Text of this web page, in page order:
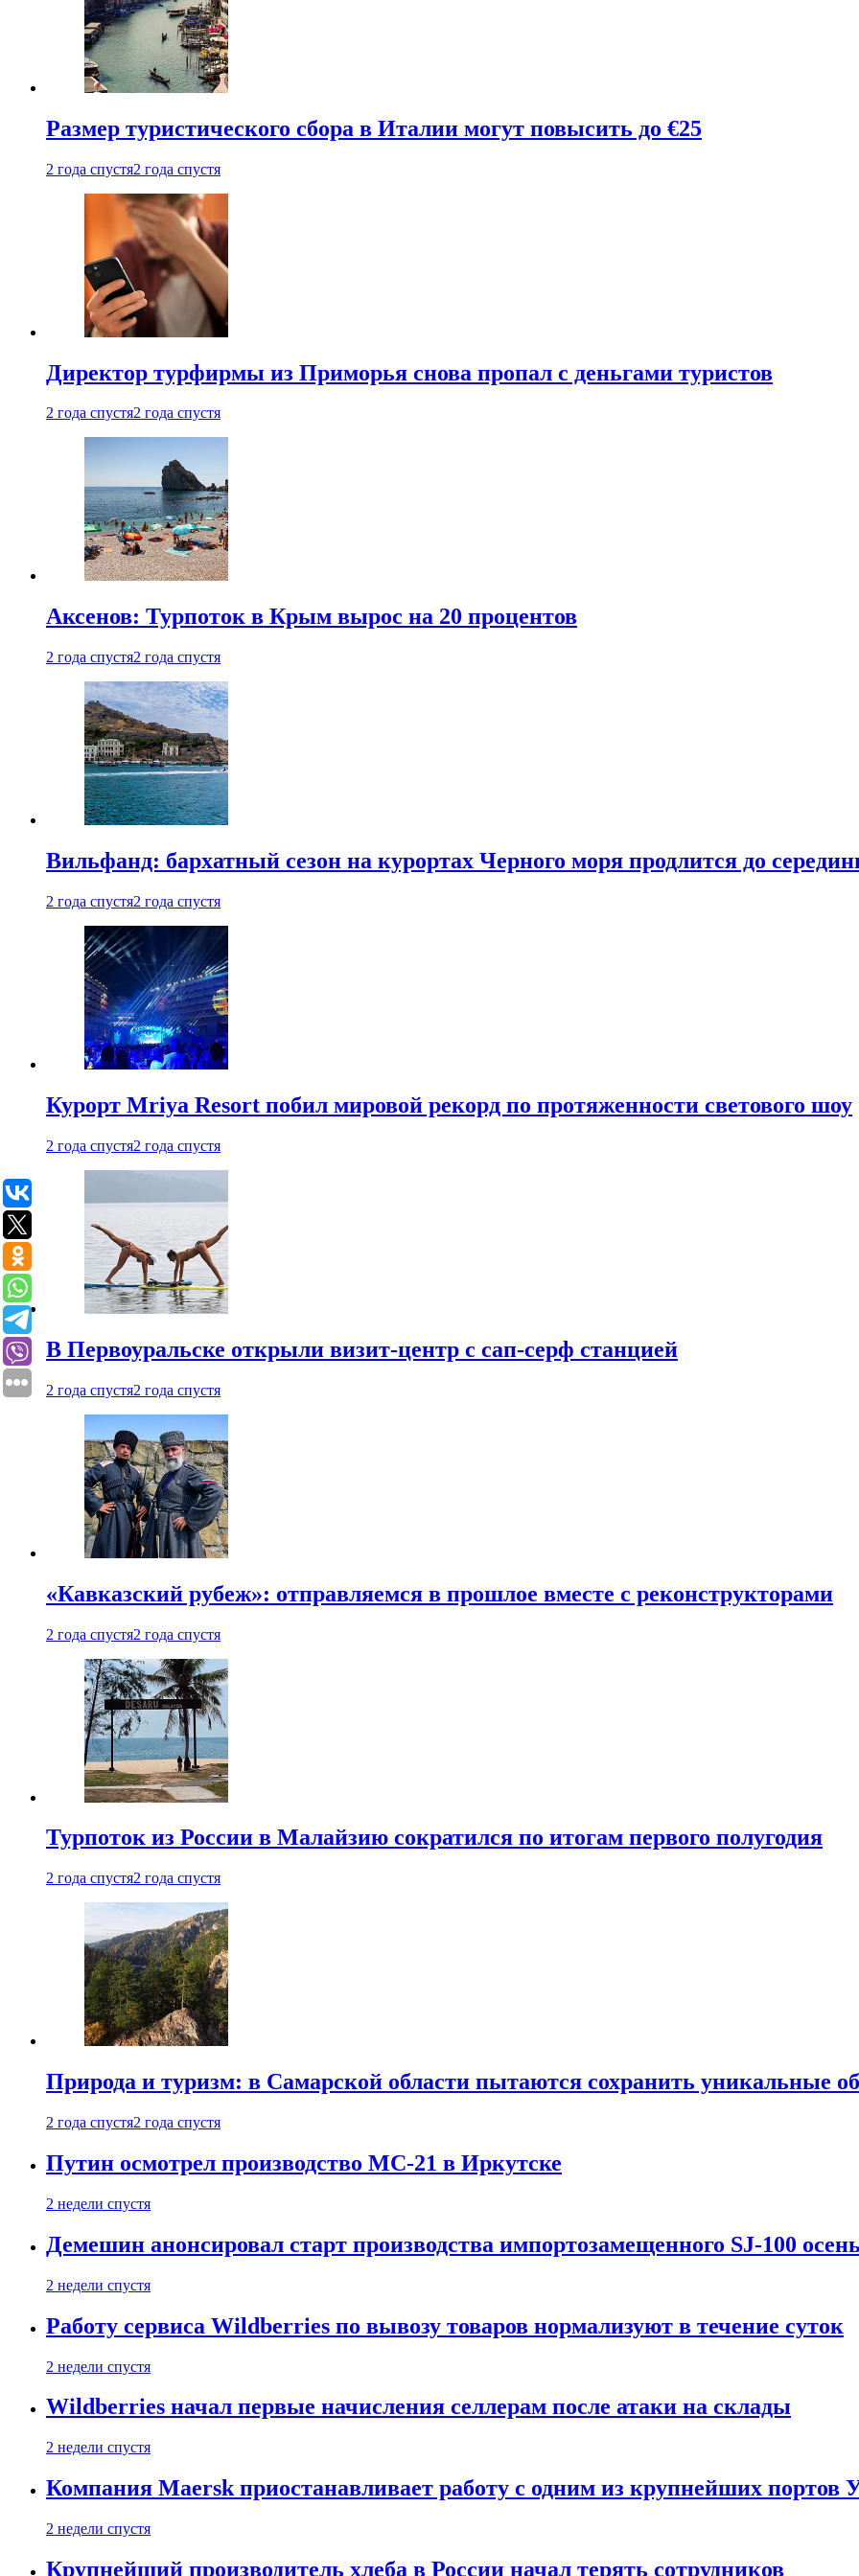
Размер туристического сбора в Италии могут повысить до €25
2 года спустя2 года спустя
Директор турфирмы из Приморья снова пропал с деньгами туристов
2 года спустя2 года спустя
Аксенов: Турпоток в Крым вырос на 20 процентов
2 года спустя2 года спустя
Вильфанд: бархатный сезон на курортах Черного моря продлится до
2 года спустя2 года спустя
Курорт Mriya Resort побил мировой рекорд по протяженности светового шоу
2 года спустя2 года спустя
В Первоуральске открыли визит-центр с сап-серф станцией
2 года спустя2 года спустя
«Кавказский рубеж»: отправляемся в прошлое вместе с реконструкторами
2 года спустя2 года спустя
Турпоток из России в Малайзию сократился по итогам первого полугодия
2 года спустя2 года спустя
Природа и туризм: в Самарской области пытаются сохранить уникальные
2 года спустя2 года спустя
Путин осмотрел производство МС-21 в Иркутске
2 недели спустя
Демешин анонсировал старт производства импортозамещенного SJ-100
2 недели спустя
Работу сервиса Wildberries по вывозу товаров нормализуют в течение суток
2 недели спустя
Wildberries начал первые начисления селлерам после атаки на склады
2 недели спустя
Компания Maersk приостанавливает работу с одним из крупнейших портов
2 недели спустя
Крупнейший производитель хлеба в России начал терять сотрудников